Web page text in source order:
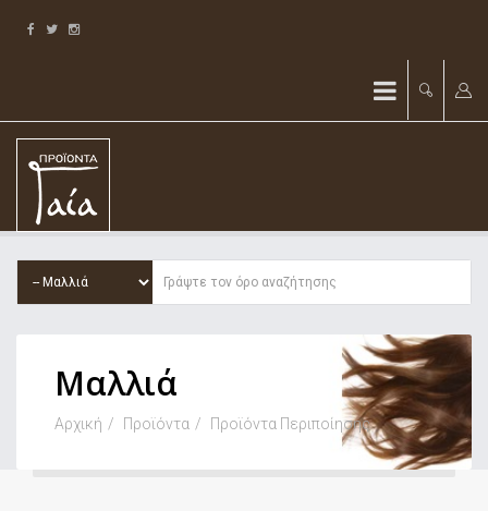
Μαλλιά
Αρχική Προϊόντα Προϊόντα Περιποίησης